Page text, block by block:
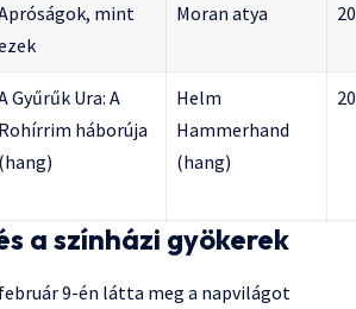
mint
Moran atya
Gyűrűk Ura: A
Rohírrim háborúja
(hang)
Helm
Hammerhand
(hang)
a színházi gyökerek
február 9-én látta meg a napvilágot